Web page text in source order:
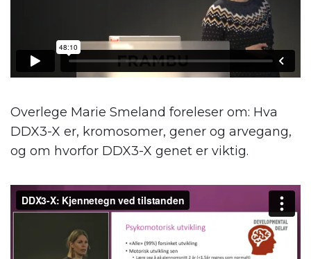
Overlege Marie Smeland foreleser om: Hva
DDX3-X er, kromosomer, gener og arvegang,
og om hvorfor DDX3-X genet er viktig.